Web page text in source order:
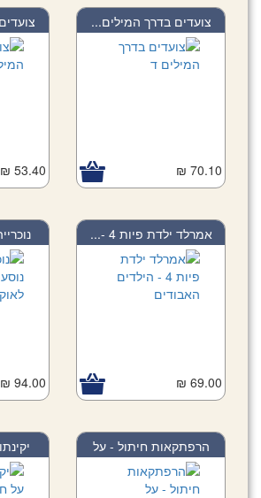
צועדים בדרך המילים...
70.10 ₪
53.40 ₪
אמרלד ילדת פיות 4 -...
69.00 ₪
נוכרייה 4 -
94.00 ₪
הרפתקאות חיתול - על